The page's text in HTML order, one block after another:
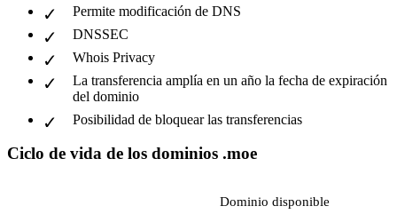
Permite modificación de DNS
DNSSEC
Whois Privacy
La transferencia amplía en un año la fecha de expiración
del dominio
Posibilidad de bloquear las transferencias
Ciclo de vida de los dominios .moe
Dominio disponible